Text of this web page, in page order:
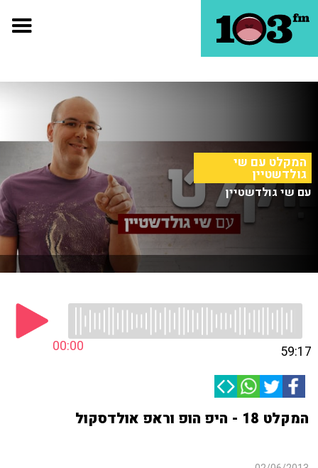
המקלט עם שי
גולדשטיין
עם שי גולדשטיין
00:00 59:17
המקלט 18 - היפ הופ וראפ אולדסקול